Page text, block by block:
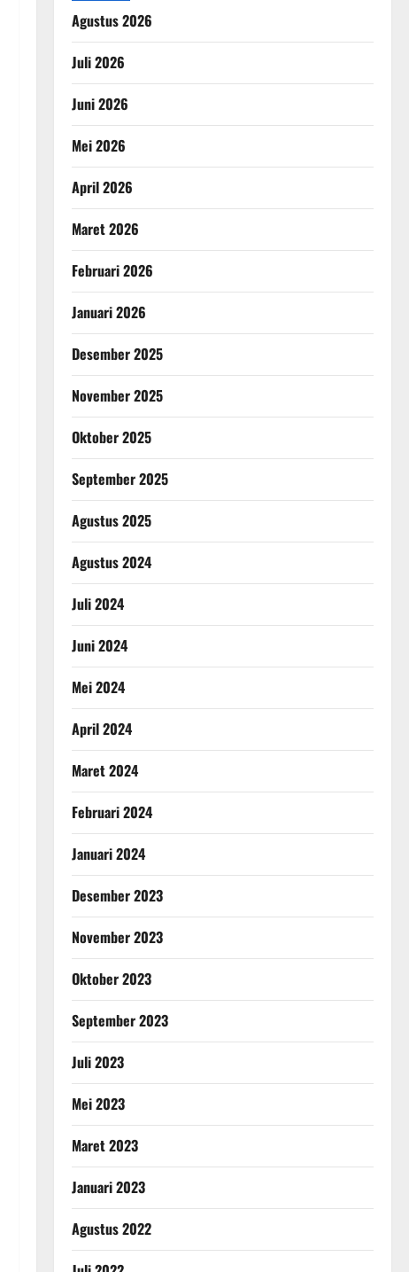
Agustus 2026
Juli 2026
Juni 2026
Mei 2026
April 2026
Maret 2026
Februari 2026
Januari 2026
Desember 2025
November 2025
Oktober 2025
September 2025
Agustus 2025
Agustus 2024
Juli 2024
Juni 2024
Mei 2024
April 2024
Maret 2024
Februari 2024
Januari 2024
Desember 2023
November 2023
Oktober 2023
September 2023
Juli 2023
Mei 2023
Maret 2023
Januari 2023
Agustus 2022